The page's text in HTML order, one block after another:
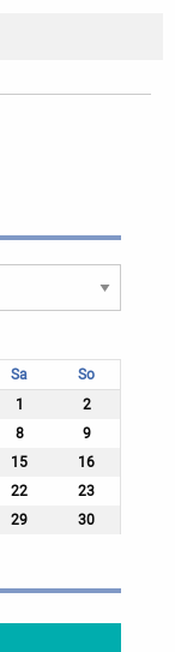
Sa
So
1
2
8
9
15
16
22
23
29
30